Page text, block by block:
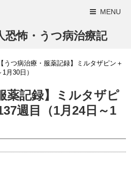
MENU
恐怖・うつ病治療記
【うつ病治療・服薬記録】ミルタザピン＋
月30日）
薬記録】ミルタザピ
週目（1月24日～1